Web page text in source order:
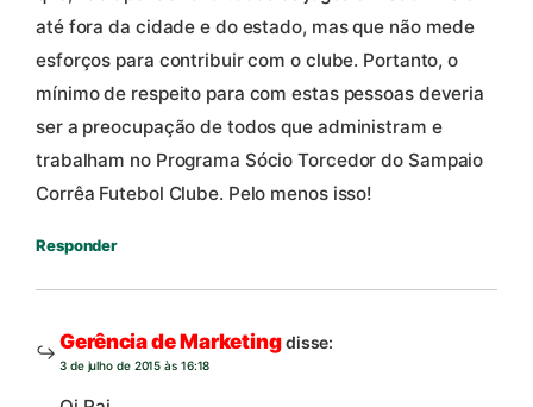
até fora da cidade e do estado, mas que não mede
esforços para contribuir com o clube. Portanto, o
mínimo de respeito para com estas pessoas deveria
ser a preocupação de todos que administram e
trabalham no Programa Sócio Torcedor do Sampaio
Corrêa Futebol Clube. Pelo menos isso!
Responder
Gerência de Marketingdisse:
3 de julho de 2015 às 16:18